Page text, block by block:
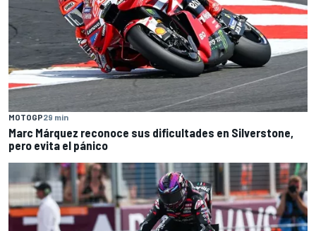
MOTOGP29 min
Marc Márquez reconoce sus dificultades en Silverstone,
pero evita el pánico